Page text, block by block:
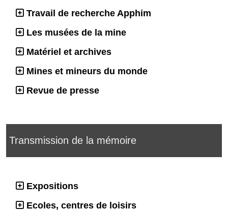
Travail de recherche Apphim
Les musées de la mine
Matériel et archives
Mines et mineurs du monde
Revue de presse
Transmission de la mémoire
Expositions
Ecoles, centres de loisirs